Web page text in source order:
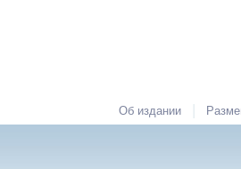
Об издании |